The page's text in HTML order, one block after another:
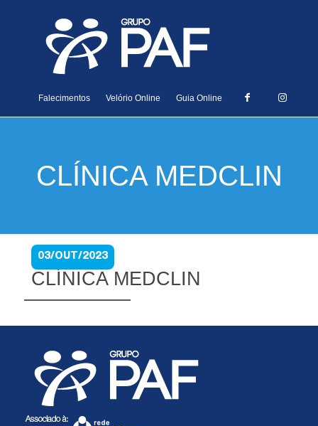
Falecimentos Velório Online Guia Online
CLÍNICA MEDCLIN
03/OUT/2023
CLÍNICA MEDCLIN